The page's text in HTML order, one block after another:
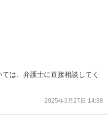
は、弁護士に直接相談してく
2025年3月27日 14:38